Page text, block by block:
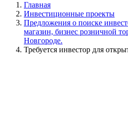
Главная
Инвестиционные проекты
Предложения о поиске
магазин, бизнес розничной
Новгороде.
Требуется инвестор для